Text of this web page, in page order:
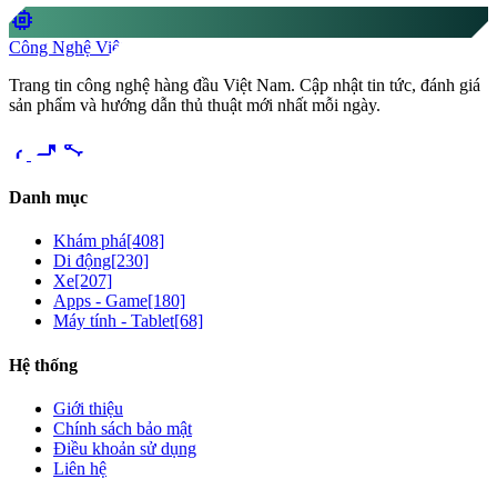
memory
Công Nghệ Việt
Trang tin công nghệ hàng đầu Việt Nam. Cập nhật tin tức, đánh giá
sản phẩm và hướng dẫn thủ thuật mới nhất mỗi ngày.
videocam share
Danh mục
Khám phá[408]
Di động[230]
Xe[207]
Apps - Game[180]
Máy tính - Tablet[68]
Hệ thống
Giới thiệu
Chính sách bảo mật
Điều khoản sử dụng
Liên hệ